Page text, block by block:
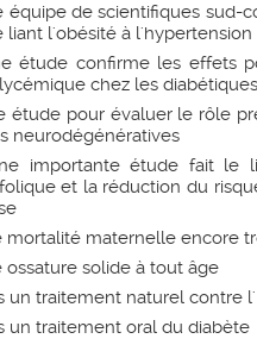
équipe de scientifiques sud-
liant l'obésité à l'hypertension
étude confirme les effets
chez les diabétiques
étude pour évaluer le rôle
neurodégénératives
importante étude fait le
et la réduction du
mortalité maternelle encore
ossature solide à tout âge
un traitement naturel contre
un traitement oral du diabète